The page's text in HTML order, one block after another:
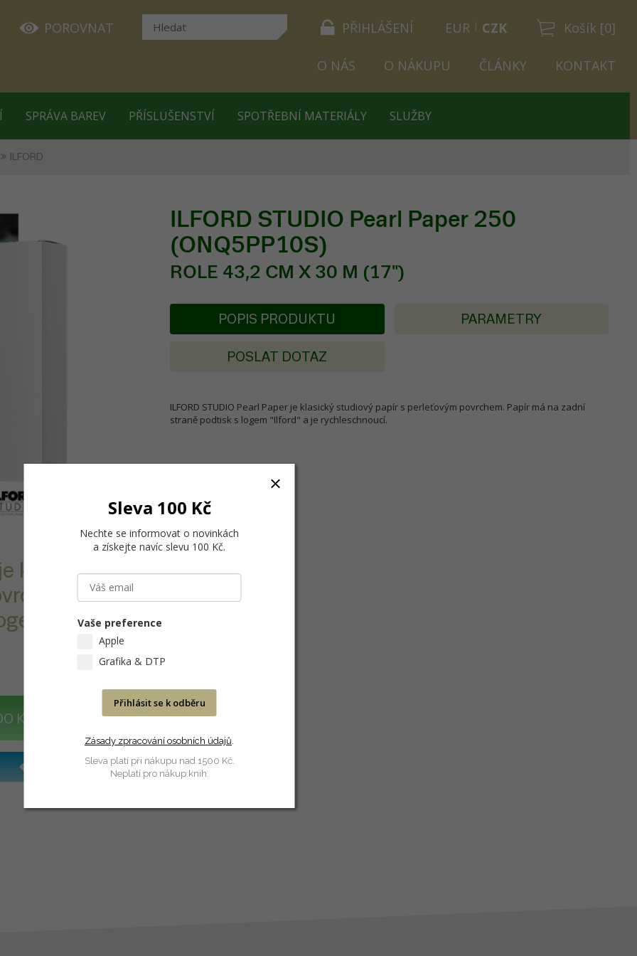
PŘIHLÁŠENÍ Košík [0]
POROVNAT EUR CZK
O NÁS O NÁKUPU ČLÁNKY KONTAKT
SPRÁVA BAREV PŘÍSLUŠENSTVÍ SPOTŘEBNÍ MATERIÁLY SLUŽBY
ILFORD
ILFORD STUDIO Pearl Paper 250
(ONQ5PP10S)
ROLE 43,2 CM X 30 M (17")
klasický
Papír
"Ilford" a
DO KOŠÍKU
POPIS PRODUKTU PARAMETRY
POSLAT DOTAZ
ILFORD STUDIO Pearl Paper je klasický studiový papír s perleťovým povrchem. Papír má na zadní
straně podtisk s logem "Ilford" a je rychleschnoucí.
Sleva 100 Kč
Nechte se informovat o novinkách
a získejte navíc slevu 100 Kč.
Vaše preference
Apple
Grafika & DTP
Přihlásit se k odběru
Zásady zpracování osobních údajů
Sleva platí při nákupu nad 1500 Kč.
Neplatí pro nákup knih.